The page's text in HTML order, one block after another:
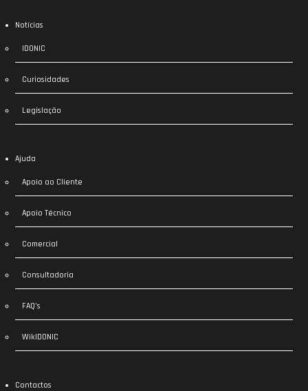
Notícias
IDONIC
Curiosidades
Legislação
Ajuda
Apoio ao Cliente
Apoio Técnico
Comercial
Consultadoria
FAQ’s
WikIDONIC
Contactos